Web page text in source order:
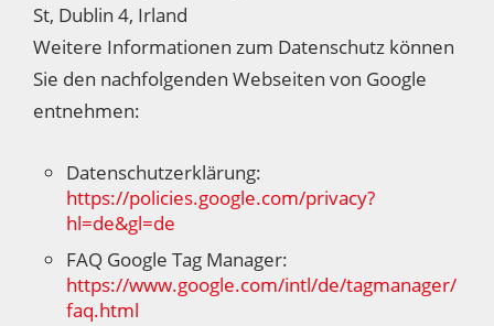
St, Dublin 4, Irland
Weitere Informationen zum Datenschutz können
Sie den nachfolgenden Webseiten von Google
entnehmen:
Datenschutzerklärung:
https://policies.google.com/privacy?
hl=de&gl=de
FAQ Google Tag Manager:
https://www.google.com/intl/de/tagmanager/
faq.html